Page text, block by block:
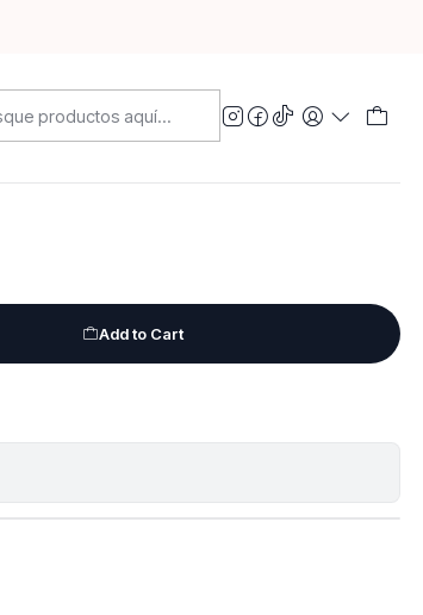
Add to Cart